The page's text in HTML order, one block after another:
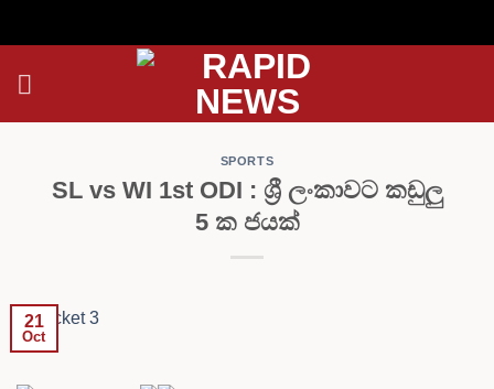
SPORTS
SL vs WI 1st ODI : ශ්‍රී ලංකාවට කඩුලු
5 ක ජයක්
21
Oct